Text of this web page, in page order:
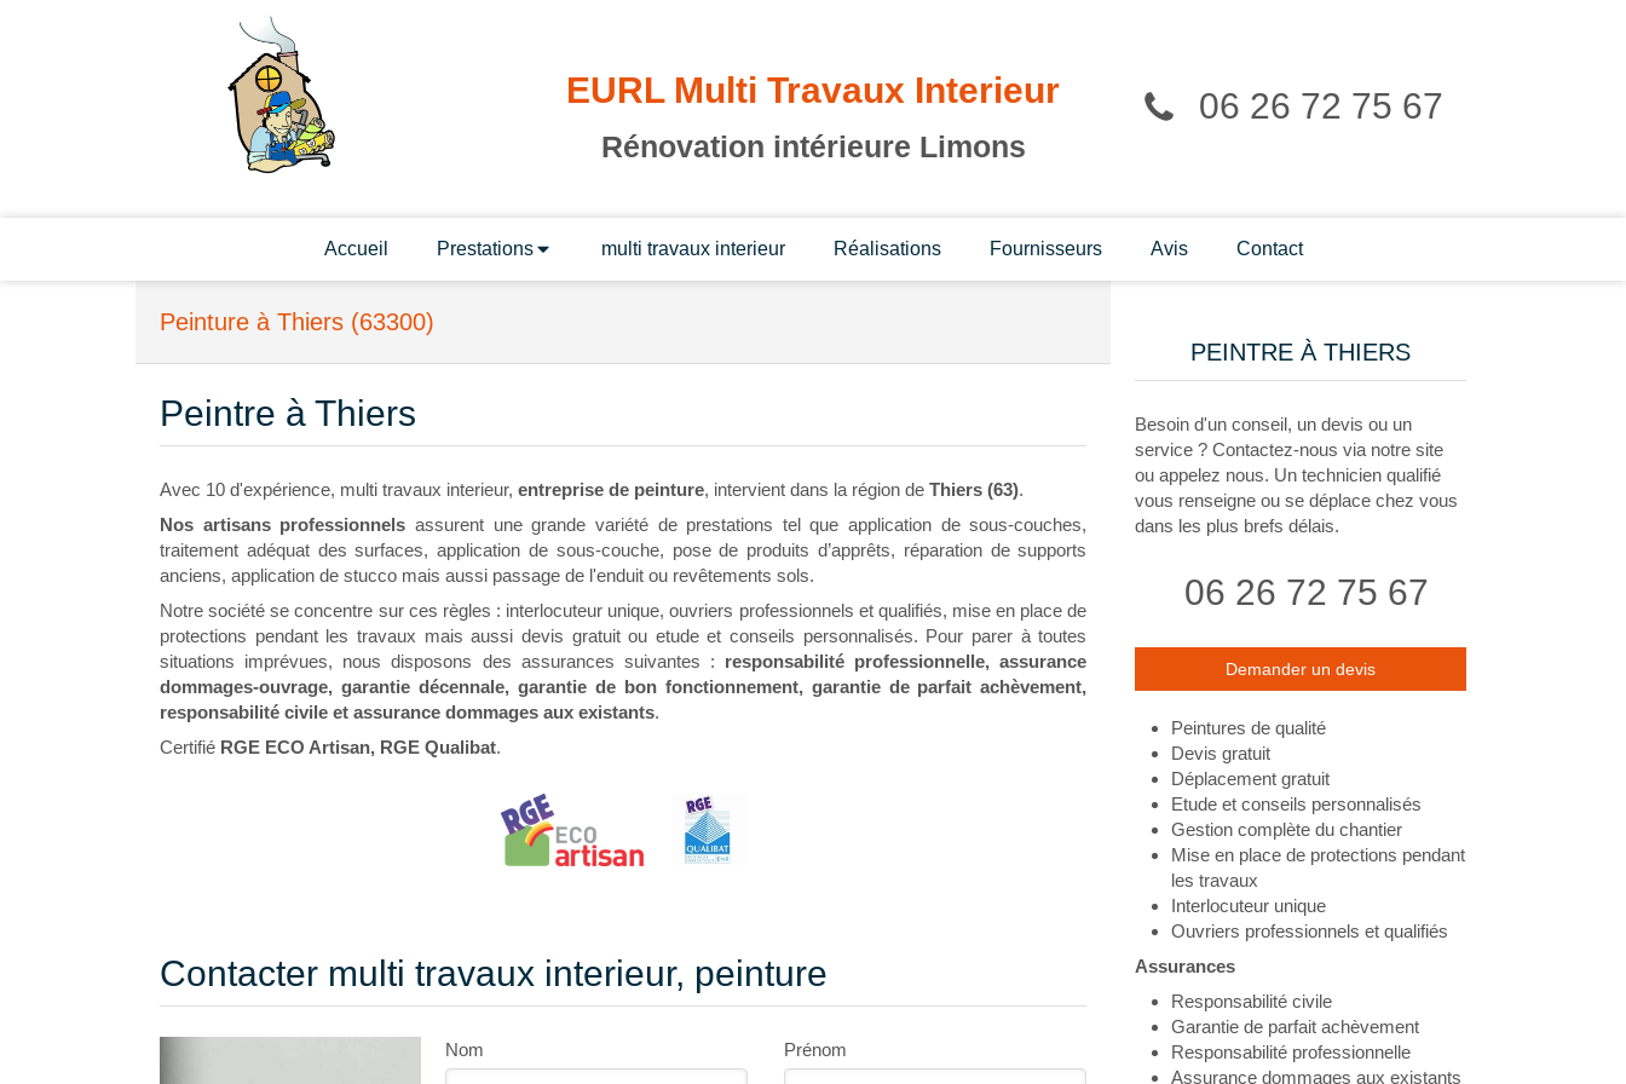
EURL Multi Travaux Interieur 06 26 72 75 67
Rénovation intérieure Limons
Accueil Prestations multi travaux interieur Réalisations Fournisseurs Avis Contact
Peinture à Thiers (63300)
Peintre à Thiers
Avec 10 d'expérience, multi travaux interieur, entreprise de peinture, intervient dans la région de Thiers (63).
Nos artisans professionnels assurent une grande variété de prestations tel que application de sous-couches,
traitement adéquat des surfaces, application de sous-couche, pose de produits d’apprêts, réparation de supports
anciens, application de stucco mais aussi passage de l'enduit ou revêtements sols.
Notre société se concentre sur ces règles : interlocuteur unique, ouvriers professionnels et qualifiés, mise en place de
protections pendant les travaux mais aussi devis gratuit ou etude et conseils personnalisés. Pour parer à toutes
situations imprévues, nous disposons des assurances suivantes : responsabilité professionnelle, assurance
dommages-ouvrage, garantie décennale, garantie de bon fonctionnement, garantie de parfait achèvement,
responsabilité civile et assurance dommages aux existants.
Certifié RGE ECO Artisan, RGE Qualibat.
Contacter multi travaux interieur, peinture
Nom Prénom
PEINTRE À THIERS
Besoin d'un conseil, un devis ou un
service ? Contactez-nous via notre site
ou appelez nous. Un technicien qualifié
vous renseigne ou se déplace chez vous
dans les plus brefs délais.
06 26 72 75 67
Demander un devis
Peintures de qualité
Devis gratuit
Déplacement gratuit
Etude et conseils personnalisés
Gestion complète du chantier
Mise en place de protections pendant
les travaux
Interlocuteur unique
Ouvriers professionnels et qualifiés
Assurances
Responsabilité civile
Garantie de parfait achèvement
Responsabilité professionnelle
Assurance dommages aux existants